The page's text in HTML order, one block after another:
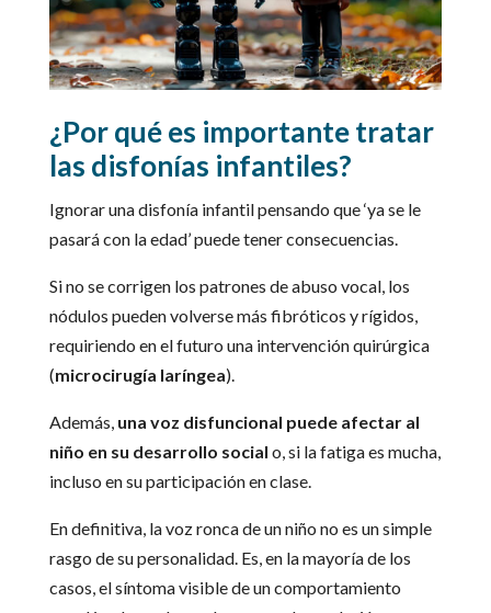
¿Por qué es importante tratar
las disfonías infantiles?
Ignorar una disfonía infantil pensando que ‘ya se le
pasará con la edad’ puede tener consecuencias.
Si no se corrigen los patrones de abuso vocal, los
nódulos pueden volverse más fibróticos y rígidos,
requiriendo en el futuro una intervención quirúrgica
(microcirugía laríngea).
Además, una voz disfuncional puede afectar al
niño en su desarrollo social o, si la fatiga es mucha,
incluso en su participación en clase.
En definitiva, la voz ronca de un niño no es un simple
rasgo de su personalidad. Es, en la mayoría de los
casos, el síntoma visible de un comportamiento